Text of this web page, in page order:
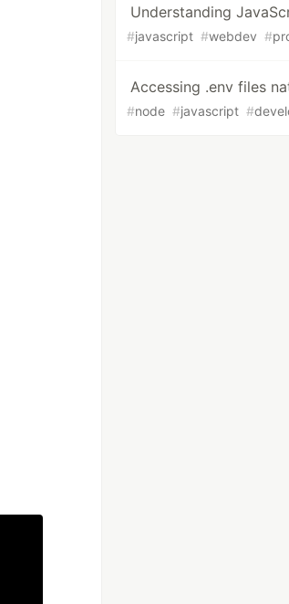
Understanding
#javascript #webdev #
Accessing .env files
#node #javascript #